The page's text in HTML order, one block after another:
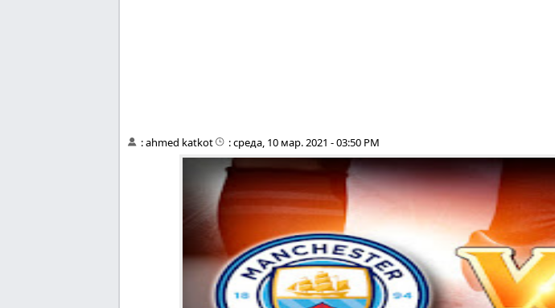
:ahmed katkot :среда, 10 мар. 2021 - 03:50 PM